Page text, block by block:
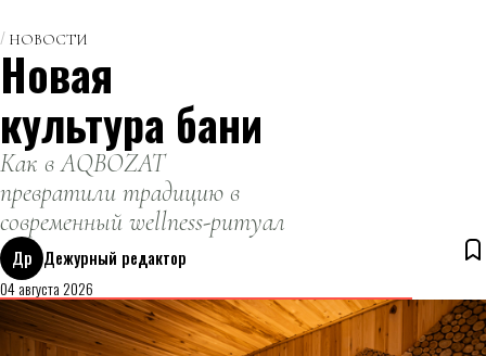
НОВОСТИ
Новая
культура бани
Как в AQBOZAT
превратили традицию в
современный wellness-ритуал
Др Дежурный редактор
04 августа 2026